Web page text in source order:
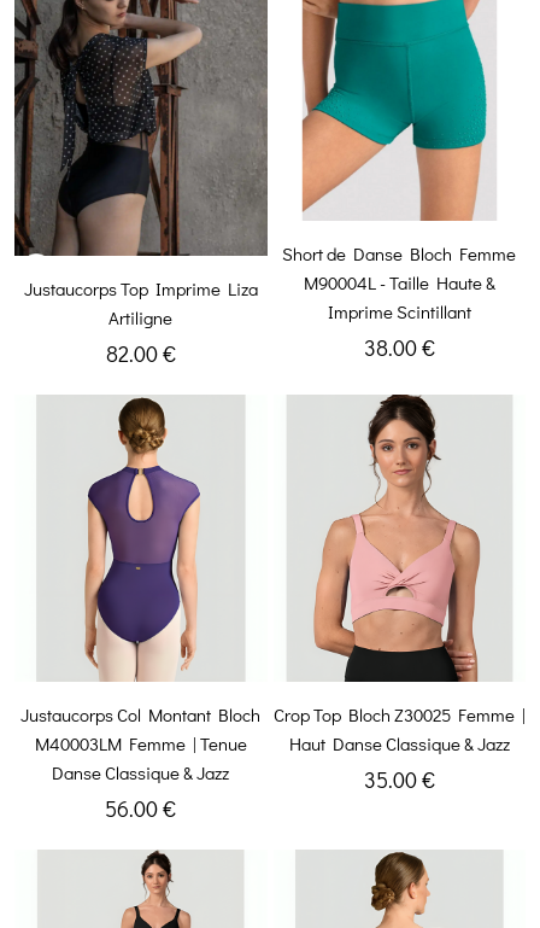
Justaucorps Top Imprime Liza
Artiligne
82.00 €
Short de Danse Bloch Femme
M90004L - Taille Haute &
Imprime Scintillant
38.00 €
Justaucorps Col Montant Bloch
M40003LM Femme | Tenue
Danse Classique & Jazz
56.00 €
Crop Top Bloch Z30025 Femme |
Haut Danse Classique & Jazz
35.00 €